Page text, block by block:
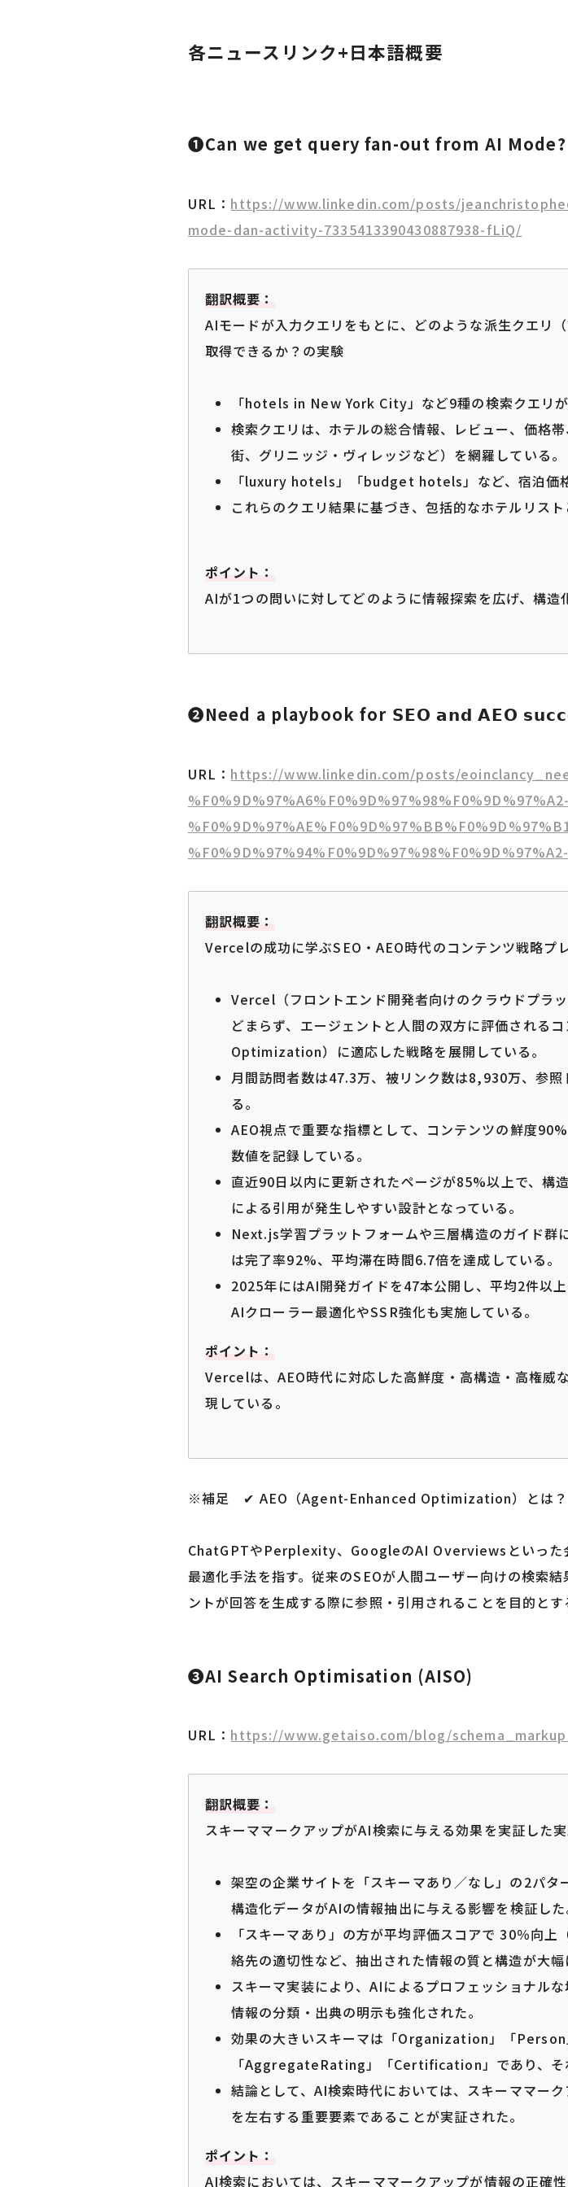
各ニュースリンク+日本語概要
❶Can we get query fan-out from AI Mode?
URL： https://www.linkedin.com/posts/
mode-dan-activity-7335413390430887938-fLiQ/
翻訳概要：
AIモードが入力クエリをもとに、どのような派生クエリ
取得できるか？の実験
「hotels in New York City」など9種の検索クエリ
検索クエリは、ホテルの総合情報、レビュー、価格
街、グリニッジ・ヴィレッジなど）を網羅している。
「luxury hotels」「budget hotels」など、宿泊価
これらのクエリ結果に基づき、包括的なホテルリスト
ポイント：
AIが1つの問いに対してどのように情報探索を広げ、構造
❷Need a playbook for 𝗦𝗘𝗢 𝗮𝗻𝗱 𝗔𝗘𝗢
URL： https://www.linkedin.com/posts/
%F0%9D%97%A6%F0%9D%97%98%F0%9D%97%A2-
翻訳概要：
Vercelの成功に学ぶSEO・AEO時代のコンテンツ戦略プ
Vercel（フロントエンド開発者向けのクラウドプラ
どまらず、エージェントと人間の双方に評価される
Optimization）に適応した戦略を展開している。
月間訪問者数は47.3万、被リンク数は8,930万、参
る。
AEO視点で重要な指標として、コンテンツの鮮度
数値を記録している。
直近90日以内に更新されたページが85%以上で、
による引用が発生しやすい設計となっている。
Next.js学習プラットフォームや三層構造のガイド
は完了率92%、平均滞在時間6.7倍を達成している。
2025年にはAI開発ガイドを47本公開し、平均2件以
AIクローラー最適化やSSR強化も実施している。
ポイント：
Vercelは、AEO時代に対応した高鮮度・高構造・高権威
現している。
※補足 ✔︎ AEO（Agent-Enhanced Optimization）とは？
ChatGPTやPerplexity、GoogleのAI Overviewsといった
最適化手法を指す。従来のSEOが人間ユーザー向けの検索
ントが回答を生成する際に参照・引用されることを目的とす
❸AI Search Optimisation (AISO)
URL： https://www.getaiso.com/blog/
翻訳概要：
スキーママークアップがAI検索に与える効果を実証した
架空の企業サイトを「スキーマあり／なし」の2パタ
構造化データがAIの情報抽出に与える影響を検証した
「スキーマあり」の方が平均評価スコアで 30％向
絡先の適切性など、抽出された情報の質と構造が大幅
スキーマ実装により、AIによるプロフェッショナル
情報の分類・出典の明示も強化された。
効果の大きいスキーマは「Organization」「
「AggregateRating」「Certification」であり、そ
結論として、AI検索時代においては、スキーママー
を左右する重要要素であることが実証された。
ポイント：
AI検索においては、スキーママークアップが情報の正確